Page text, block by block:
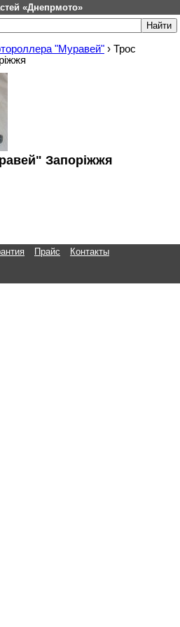
«Днепрмото»
"Муравей" › Трос
Запоріжжя
Прайс
Контакты